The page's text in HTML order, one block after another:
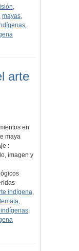
,
, mayas,
,
arte
en
maya
:
imagen y
indígena,
,
,